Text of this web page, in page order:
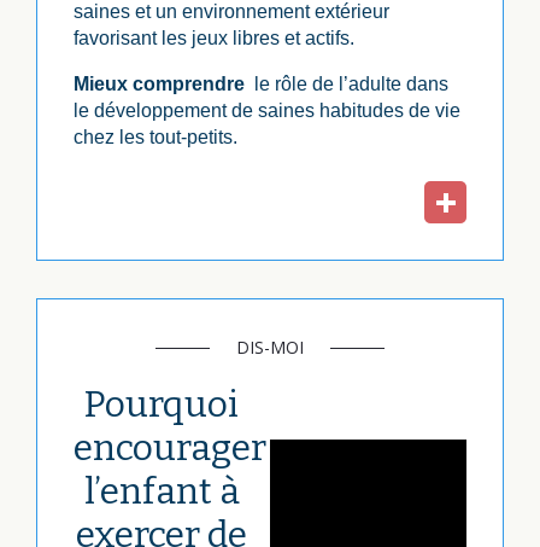
saines et un environnement extérieur
favorisant les jeux libres et actifs.
Mieux comprendre
le rôle de l’adulte dans
le développement de saines habitudes de vie
chez les tout-petits.
DIS-MOI
Pourquoi
encourager
l’enfant à
exercer de